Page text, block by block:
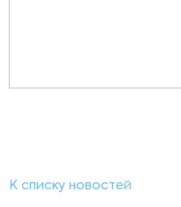
К списку новостей